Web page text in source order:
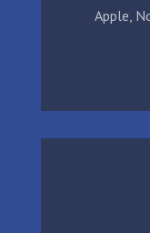
Apple,